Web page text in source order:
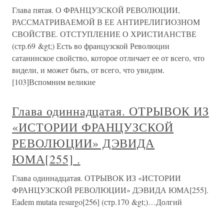
Глава пятая. О ФРАНЦУЗСКОЙ РЕВОЛЮЦИИ,
РАССМАТРИВАЕМОЙ В ЕЕ АНТИРЕЛИГИОЗНОМ
СВОЙСТВЕ. ОТСТУПЛЕНИЕ О ХРИСТИАНСТВЕ
(стр.69 &gt;) Есть во французской Революции
сатанинское свойство, которое отличает ее от всего, что
видели, и может быть, от всего, что увидим.
[103]Вспомним великие
Глава одиннадцатая. ОТРЫВОК ИЗ
«ИСТОРИИ ФРАНЦУЗСКОЙ
РЕВОЛЮЦИИ» ДЭВИДА
ЮМА[255] .
Глава одиннадцатая. ОТРЫВОК ИЗ «ИСТОРИИ
ФРАНЦУЗСКОЙ РЕВОЛЮЦИИ» ДЭВИДА ЮМА[255].
Eadem mutata resurgo[256] (стр.170 &gt;)…Долгий